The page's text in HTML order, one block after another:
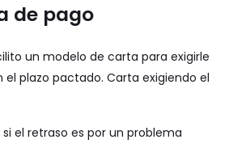
de pago
un modelo de carta para exigirle
el plazo pactado. Carta exigiendo el
el retraso es por un problema